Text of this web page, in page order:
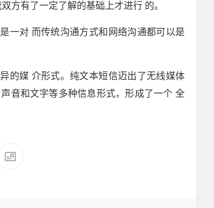
方有了一定了解的基础上才进行 的。
一对 而传统沟通方式和网络沟通都可以是
的媒 介形式。纯文本短信迈出了无线媒体
音和文字等多种信息形式，形成了一个 全